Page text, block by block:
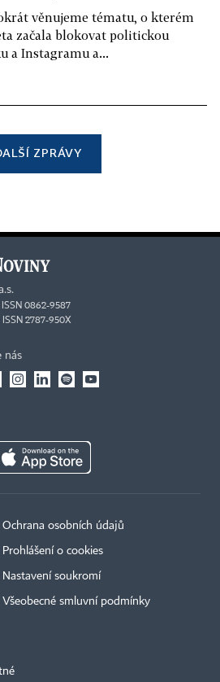
věnujeme tématu, o kterém
začala blokovat politickou
a Instagramu a...
ZPRÁVY
0862-9587
2787-950X
nás
Ochrana osobních údajů
Prohlášení o cookies
Nastavení soukromí
Všeobecné smluvní podmínky